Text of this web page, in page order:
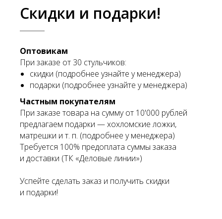
Скидки и подарки!
Оптовикам
При заказе от 30 стульчиков:
скидки (подробнее узнайте у менеджера)
подарки (подробнее узнайте у менеджера)
Частным покупателям
При заказе товара на сумму от 10'000 рублей
предлагаем подарки — хохломские ложки,
матрешки и т. п. (подробнее у менеджера)
Требуется 100% предоплата суммы заказа
и доставки (ТК «Деловые линии»)
Успейте сделать заказ и получить скидки
и подарки!